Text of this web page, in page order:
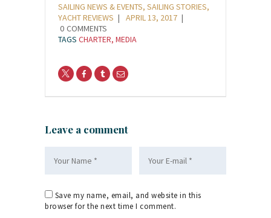
SAILING NEWS & EVENTS, SAILING STORIES,
YACHT REVIEWS
APRIL 13, 2017
0 COMMENTS
TAGS CHARTER, MEDIA
Leave a comment
Save my name, email, and website in this
browser for the next time I comment.